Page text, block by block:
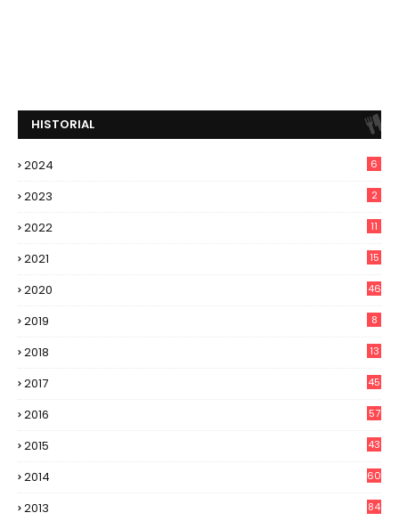
HISTORIAL
2024 6
2023 2
2022 11
2021 15
2020 46
2019 8
2018 13
2017 45
2016 57
2015 43
2014 60
2013 84